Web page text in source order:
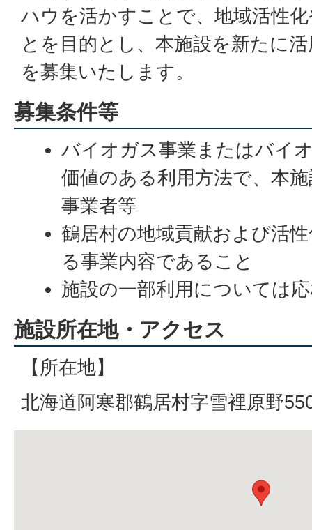
ハウを活かすことで、地域活性
とを目的とし、本施設を新たに
を募集いたします。
募集条件等
バイオガス事業またはバイ
価値のある利用方法で、本
事業者等
鶴居村の地域貢献および活
る事業内容であること
施設の一部利用については
施設所在地・アクセス
【所在地】
北海道阿寒郡鶴居村字雪裡原野